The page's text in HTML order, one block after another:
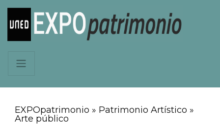
EXPOpatrimonio » Patrimonio Artístico »
Arte público